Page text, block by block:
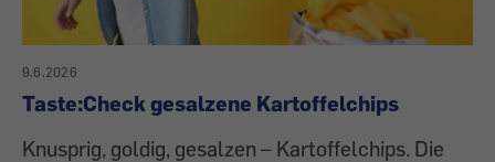
9.6.2026
Taste:Check gesalzene Kartoffelchips
Knusprig, goldig, gesalzen – Kartoffelchips. Die